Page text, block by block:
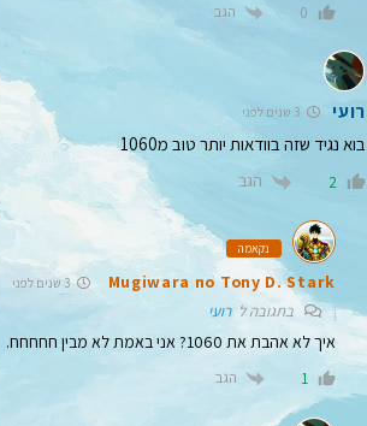
0 הגב
רועי
בוא נגיד שזה בוודאות יותר טוב מ1060
2 הגב
נקאמה
Mugiwara no Tony D. Stark 3 שנים לפני
בתגובה לרועי
איך לא אהבת את 1060? אני באמת לא מבין חחחחח.
1 הגב